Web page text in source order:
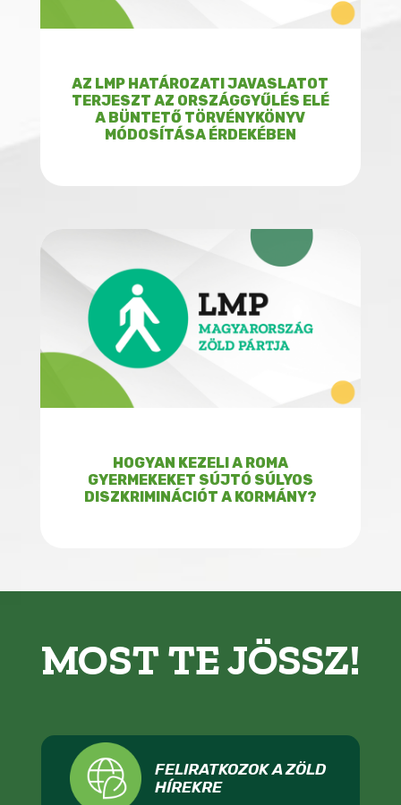
AZ LMP HATÁROZATI JAVASLATOT
TERJESZT AZ ORSZÁGGYŰLÉS ELÉ
A BÜNTETŐ TÖRVÉNYKÖNYV
MÓDOSÍTÁSA ÉRDEKÉBEN
HOGYAN KEZELI A ROMA
GYERMEKEKET SÚJTÓ SÚLYOS
DISZKRIMINÁCIÓT A KORMÁNY?
MOST TE JÖSSZ!
FELIRATKOZOK A ZÖLD
HÍREKRE